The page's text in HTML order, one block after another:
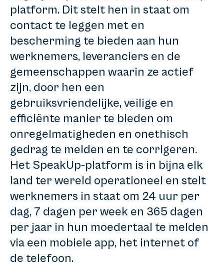
platform. Dit stelt hen in staat om
contact te leggen met en
bescherming te bieden aan hun
werknemers, leveranciers en de
gemeenschappen waarin ze actief
zijn, door hen een
gebruiksvriendelijke, veilige en
efficiënte manier te bieden om
onregelmatigheden en onethisch
gedrag te melden en te corrigeren.
Het SpeakUp-platform is in bijna elk
land ter wereld operationeel en stelt
werknemers in staat om 24 uur per
dag, 7 dagen per week en 365 dagen
per jaar in hun moedertaal te melden
via een mobiele app, het internet of
de telefoon.